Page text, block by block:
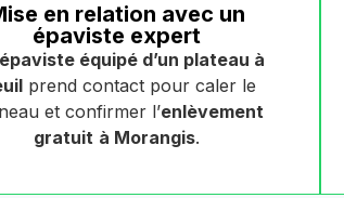
en relation avec un
épaviste expert
épaviste équipé d’un plateau à
prend contact pour caler le
et confirmer l’enlèvement
gratuit à Morangis.